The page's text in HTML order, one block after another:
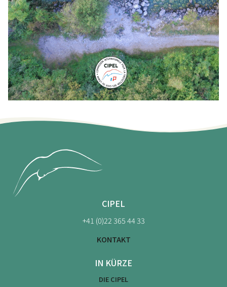
CIPEL
+41 (0)22 365 44 33
KONTAKT
IN KÜRZE
DIE CIPEL